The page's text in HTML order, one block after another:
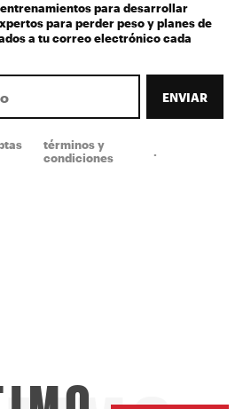
para desarrollar
para perder peso y planes de
a tu correo electrónico cada
ENVIAR
términos y
condiciones